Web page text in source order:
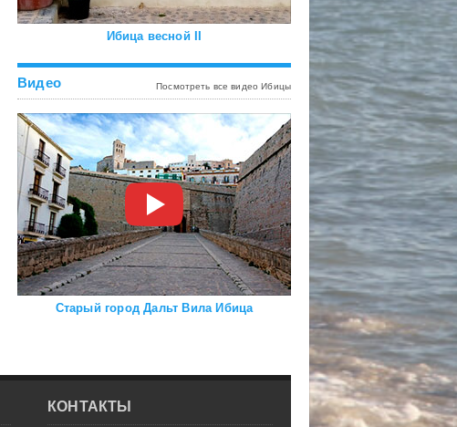
Ибица весной II
Видео Посмотреть все видео Ибицы
Старый город Дальт Вила Ибица
КОНТАКТЫ